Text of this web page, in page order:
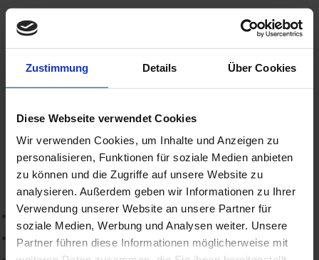
Zustimmung Details Über Cookies
Diese Webseite verwendet Cookies
Wir verwenden Cookies, um Inhalte und Anzeigen zu
personalisieren, Funktionen für soziale Medien anbieten
zu können und die Zugriffe auf unsere Website zu
analysieren. Außerdem geben wir Informationen zu Ihrer
Verwendung unserer Website an unsere Partner für
soziale Medien, Werbung und Analysen weiter. Unsere
Partner führen diese Informationen möglicherweise mit
Verwaltung
Inventarverwaltung
Einsatzstatistik
Atemschutzüberwachung
Wechsel ASÜ-Free zur Vollversion
Shop
Termine